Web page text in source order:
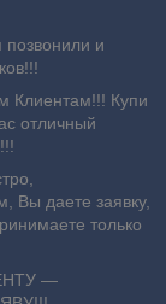
и
Клиентам!!! Купи
отличный
Вы даете заявку,
только
—